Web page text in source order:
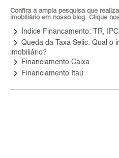
Confira a ampla pesquisa que
imobiliário em nosso blog. Clique
keyboard_arrow_right Índice Financamento: TR,
keyboard_arrow_right Queda da Taxa Selic: Qual o
imobiliário?
keyboard_arrow_right Financiamento Caixa
keyboard_arrow_right Financiamento Itaú